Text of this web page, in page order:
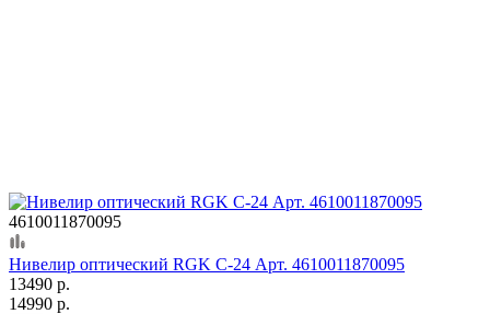
4610011870095
Нивелир оптический RGK C-24 Арт. 4610011870095
13490 р.
14990 р.